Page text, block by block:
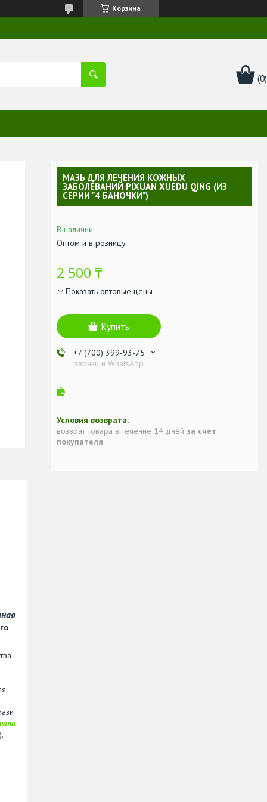
Корзина
МАЗЬ ДЛЯ ЛЕЧЕНИЯ КОЖНЫХ
ЗАБОЛЕВАНИЙ PIXUAN XUEDU QING (ИЗ
СЕРИИ "4 БАНОЧКИ")
В наличии
Оптом и в розницу
2 500 ₸
Показать оптовые цены
Купить
+7 (700) 399-93-75
звонки и WhatsApp
возврат товара в течение 14 дней за счет
покупателя